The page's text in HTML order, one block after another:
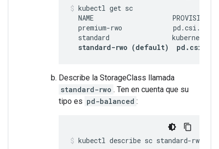
kubectl get sc
NAME
premium-rwo
standard
standard-rwo (default)
Describe la StorageClass llamada
standard-rwo . Ten en cuenta que su
tipo es pd-balanced :
kubectl describe sc standard-rwo